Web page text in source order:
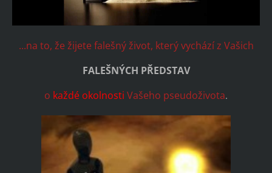
...na to, že žijete falešný život, který vychází z Vašich
FALEŠNÝCH PŘEDSTAV
o každé okolnosti Vašeho pseudoživota.